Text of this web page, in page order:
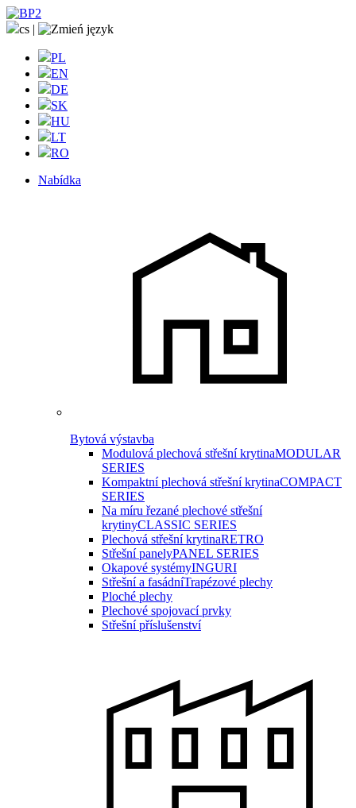
cs |
PL
EN
DE
SK
HU
LT
RO
Nabídka
Bytová výstavba
Modulová plechová střešní krytinaMODULAR
SERIES
Kompaktní plechová střešní krytinaCOMPACT
SERIES
Na míru řezané plechové střešní
krytinyCLASSIC SERIES
Plechová střešní krytinaRETRO
Střešní panelyPANEL SERIES
Okapové systémyINGURI
Střešní a fasádníTrapézové plechy
Ploché plechy
Plechové spojovací prvky
Střešní příslušenství